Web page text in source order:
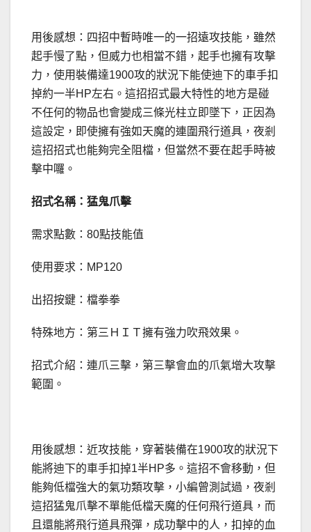
用後感想：四招中暫時唯一的一招遠攻技能，雖然
起手慢了點，但威力也相當不錯，起手也擁有攻擊
力，使用裝備達1900攻的狀況下能使迪下的車手扣
掉約一半HP左右。這招招式最大特性的地方是碰
不任何的物品也會變成三條光柱立即墜下，正因為
這設定，即使擁有強如天魔的連圍飛行道具，夜剎
這招招式也能夠完全阻檔，但當然不要在起手時被
擊中囉。
招式名稱：猛鬼爪擊
需求點數：80點技能值
使用要求：MP120
出招按鍵：檔拳拳
特殊地方：第三ＨＩＴ擁有強力吹飛效果。
招式介紹：連爪三擊，第三擊會血的爪氣增大攻擊
範圍。
用後感想：近攻技能，穿著裝備在1900攻的狀況下
能將迪下的車手扣掉1半HP多。這招不會移動，但
能夠低檔強大的氣功類攻擊，小編曾測試過，夜剎
這招猛鬼爪擊不單能低檔天魔的任何飛行道具，而
且還能將飛行道具飛彈，成功擊中的人，扣掉的血